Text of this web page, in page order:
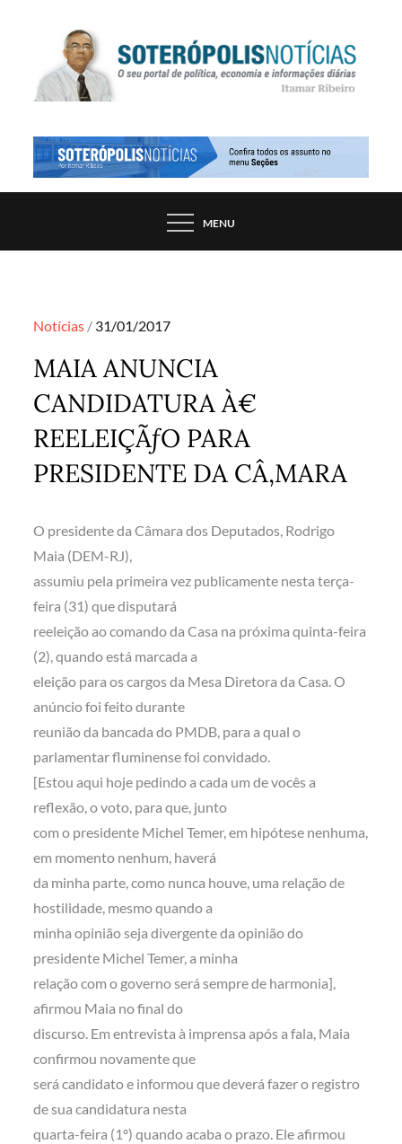
SOTERÓPOLIS NOTÍCIAS
PORTAL DE NOTÍCIAS DE SALVADOR E
MENU
Notícias Posted
31/01/2017
MAIA ANUNCIA
CANDIDATURA À€
REELEIÇÃƒO PARA
PRESIDENTE DA CÂ‚MARA
O presidente da Câmara dos Deputados, Rodrigo
Maia (DEM-RJ),
assumiu pela primeira vez publicamente nesta terça-
feira (31) que disputará
reeleição ao comando da Casa na próxima quinta-feira
(2), quando está marcada a
eleição para os cargos da Mesa Diretora da Casa. O
anúncio foi feito durante
reunião da bancada do PMDB, para a qual o
parlamentar fluminense foi convidado.
[Estou aqui hoje pedindo a cada um de vocês a
reflexão, o voto, para que, junto
com o presidente Michel Temer, em hipótese nenhuma,
em momento nenhum, haverá
da minha parte, como nunca houve, uma relação de
hostilidade, mesmo quando a
minha opinião seja divergente da opinião do
presidente Michel Temer, a minha
relação com o governo será sempre de harmonia],
afirmou Maia no final do
discurso. Em entrevista à imprensa após a fala, Maia
confirmou novamente que
será candidato e informou que deverá fazer o registro
de sua candidatura nesta
quarta-feira (1º) quando acaba o prazo. Ele afirmou